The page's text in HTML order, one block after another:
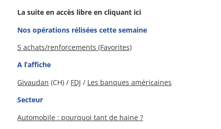
La suite en accès libre en cliquant ici
Nos opérations rélisées cette semaine
5 achats/renforcements (Favorites)
A l’affiche
Givaudan (CH) / FDJ / Les banques américaines
Secteur
Automobile : pourquoi tant de haine ?